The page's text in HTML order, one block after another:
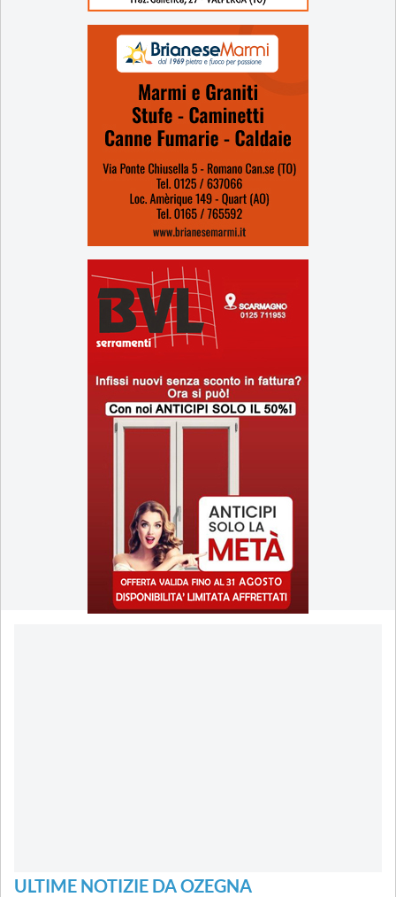
ULTIME NOTIZIE DA OZEGNA